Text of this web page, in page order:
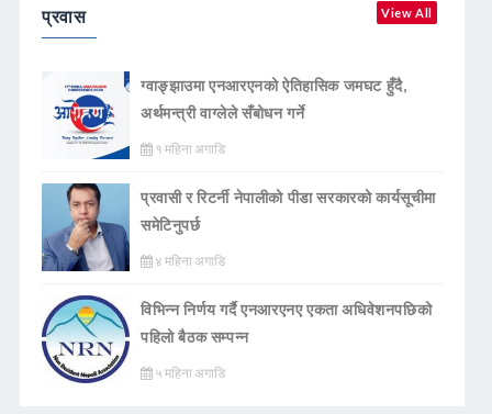
प्रवास View All
ग्वाङ्झाउमा एनआरएनको ऐतिहासिक जमघट हुँदै,
अर्थमन्त्री वाग्लेले सँबोधन गर्ने
१ महिना अगाडि
प्रवासी र रिटर्नी नेपालीको पीडा सरकारको कार्यसूचीमा
समेटिनुपर्छ
४ महिना अगाडि
विभिन्न निर्णय गर्दै एनआरएनए एकता अधिवेशनपछिको
पहिलो बैठक सम्पन्न
५ महिना अगाडि